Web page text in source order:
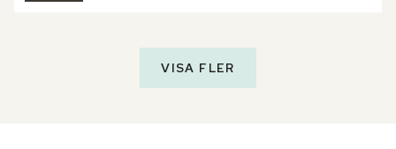
VISA FLER